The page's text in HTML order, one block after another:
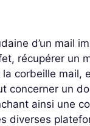
d’un mail
récupérer un
corbeille mail,
concerner un
ainsi une
diverses